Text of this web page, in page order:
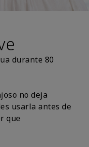
durante 80
no deja
usarla antes de
que